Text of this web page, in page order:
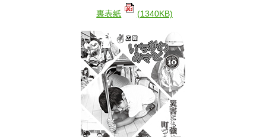
裏表紙 (1340KB)